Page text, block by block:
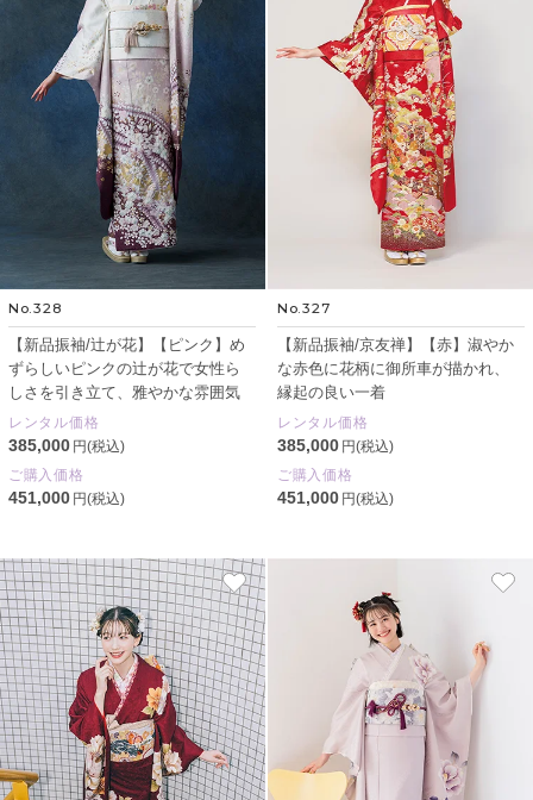
No.328
【新品振袖/辻が花】【ピンク】め
ずらしいピンクの辻が花で女性ら
しさを引き立て、雅やかな雰囲気
レンタル価格
385,000 円(税込)
ご購入価格
451,000 円(税込)
No.327
【新品振袖/京友禅】【赤】淑やか
な赤色に花柄に御所車が描かれ、
縁起の良い一着
レンタル価格
385,000 円(税込)
ご購入価格
451,000 円(税込)